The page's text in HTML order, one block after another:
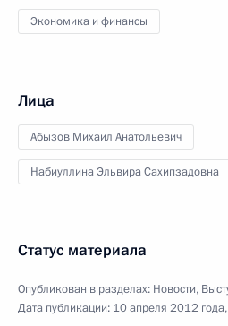
Экономика и финансы
Лица
Абызов Михаил Анатольевич
Набиуллина Эльвира Сахипзадовна
Статус материала
Опубликован в разделах: Новости,
Дата публикации: 10 апреля 2012